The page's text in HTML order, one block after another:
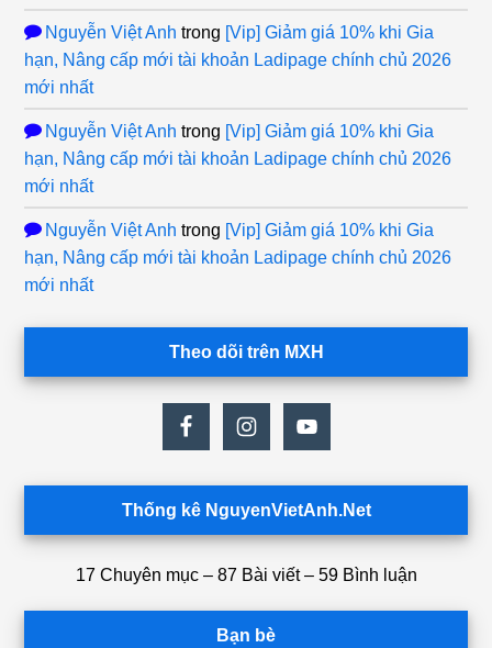
Nguyễn Việt Anh trong [Vip] Giảm giá 10% khi Gia
hạn, Nâng cấp mới tài khoản Ladipage chính chủ 2026
mới nhất
Nguyễn Việt Anh trong [Vip] Giảm giá 10% khi Gia
hạn, Nâng cấp mới tài khoản Ladipage chính chủ 2026
mới nhất
Nguyễn Việt Anh trong [Vip] Giảm giá 10% khi Gia
hạn, Nâng cấp mới tài khoản Ladipage chính chủ 2026
mới nhất
Theo dõi trên MXH
Thống kê NguyenVietAnh.Net
17 Chuyên mục – 87 Bài viết – 59 Bình luận
Bạn bè